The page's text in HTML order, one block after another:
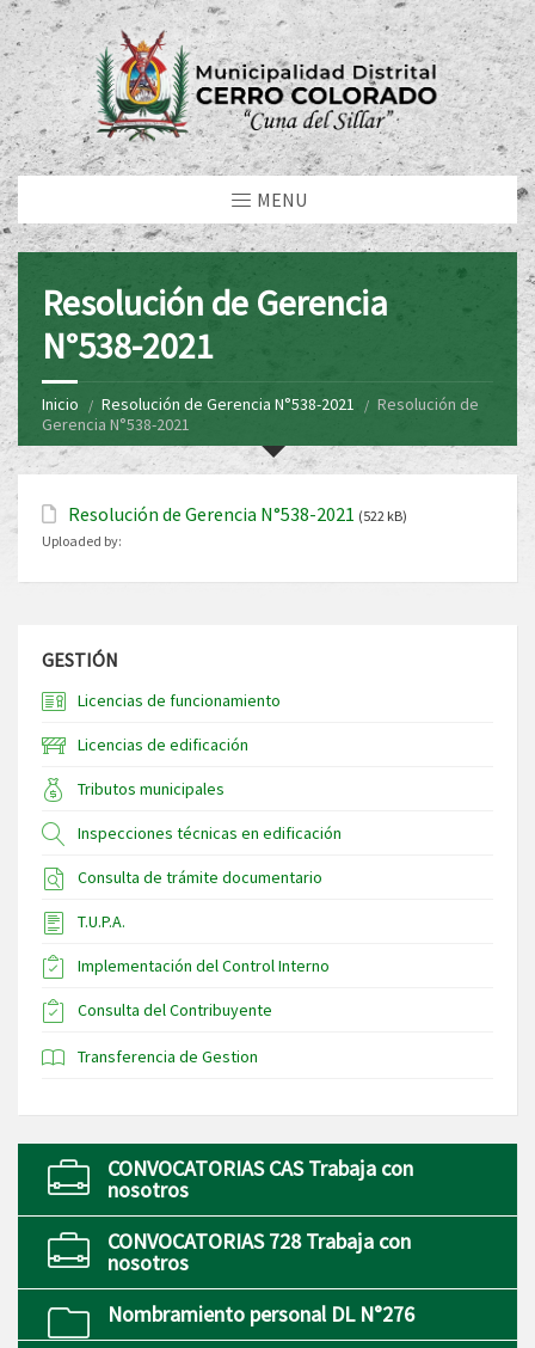
MENU
Resolución de Gerencia
N°538-2021
Inicio Resolución de Gerencia N°538-2021
Resolución de
Gerencia N°538-2021
Resolución de Gerencia N°538-2021 (522 kB)
Uploaded by:
GESTIÓN
Licencias de funcionamiento
Licencias de edificación
Tributos municipales
Inspecciones técnicas en edificación
Consulta de trámite documentario
T.U.P.A.
Implementación del Control Interno
Consulta del Contribuyente
Transferencia de Gestion
CONVOCATORIAS CAS Trabaja con
nosotros
CONVOCATORIAS 728 Trabaja con
nosotros
Nombramiento personal DL N°276